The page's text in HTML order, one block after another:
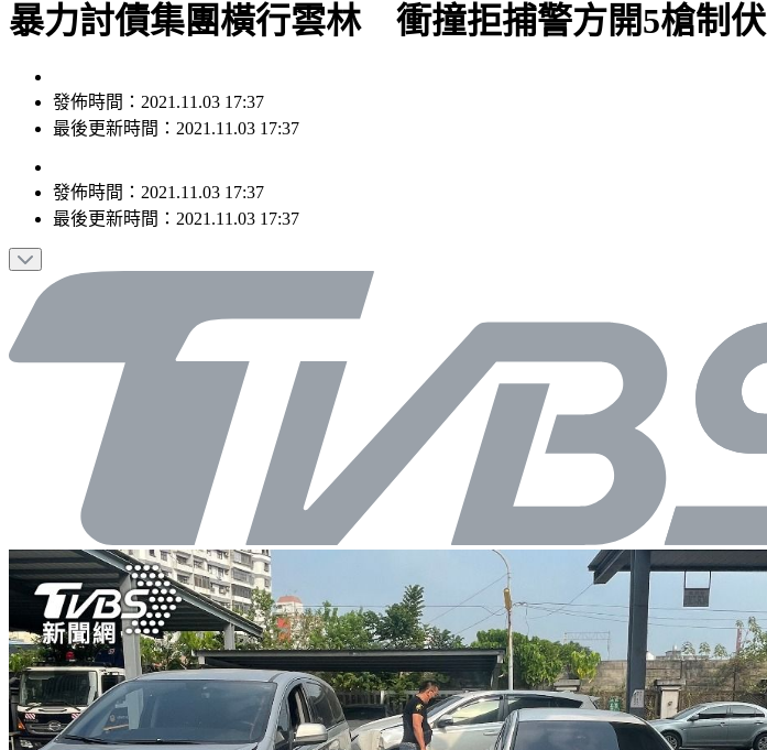
暴力討債集團橫行雲林 衝撞拒捕警方開5槍制伏
發佈時間：2021.11.03 17:37
最後更新時間：2021.11.03 17:37
發佈時間： 2021.11.03 17:37
最後更新時間： 2021.11.03 17:37